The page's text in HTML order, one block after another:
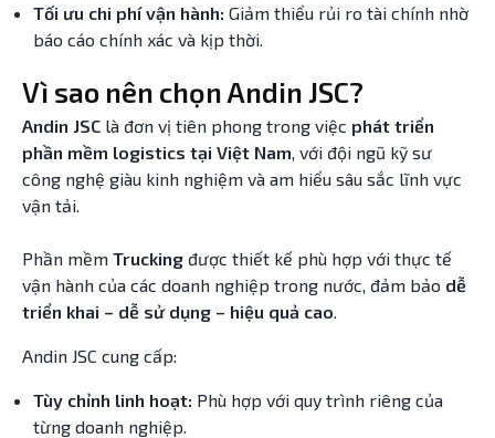
Tối ưu chi phí vận hành: Giảm thiểu rủi ro tài chính nhờ
báo cáo chính xác và kịp thời.
Vì sao nên chọn Andin JSC?
Andin JSC là đơn vị tiên phong trong việc phát triển
phần mềm logistics tại Việt Nam , với đội ngũ kỹ sư
công nghệ giàu kinh nghiệm và am hiểu sâu sắc lĩnh vực
vận tải.
Phần mềm Trucking được thiết kế phù hợp với thực tế
vận hành của các doanh nghiệp trong nước, đảm bảo dễ
triển khai – dễ sử dụng – hiệu quả cao
Andin JSC cung cấp:
Tùy chỉnh linh hoạt: Phù hợp với quy trình riêng của
từng doanh nghiệp.